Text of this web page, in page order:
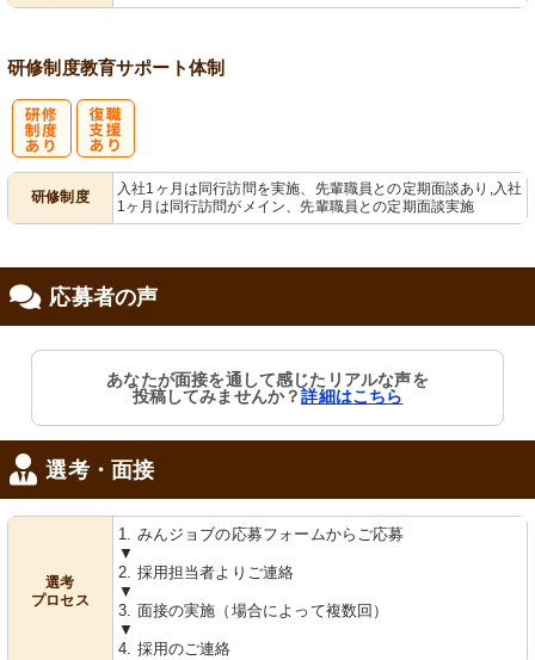
研修制度教育サポート体制
研修制度
入社1ヶ月は同行訪問を実施、先輩職員との定期面談あり,入社
1ヶ月は同行訪問がメイン、先輩職員との定期面談実施
応募者の声
あなたが面接を通して感じたリアルな声を
投稿してみませんか？詳細はこちら
選考・面接
選考
プロセス
1. みんジョブの応募フォームからご応募
▼
2. 採用担当者よりご連絡
▼
3. 面接の実施（場合によって複数回）
▼
4. 採用のご連絡